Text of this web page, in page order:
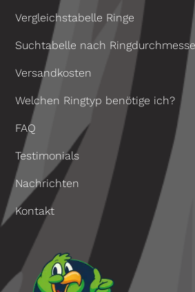
Vergleichstabelle Ringe
Suchtabelle nach
Versandkosten
Welchen Ringtyp benötige ich?
FAQ
Testimonials
Nachrichten
Kontakt